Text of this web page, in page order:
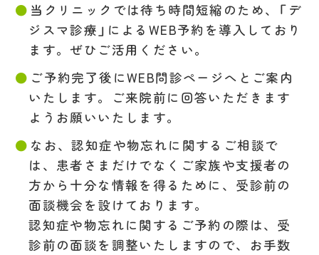
当クリニックでは待ち時間短縮のため、「デ
ジスマ診療」によるWEB予約を導入しており
ます。ぜひご活用ください。
ご予約完了後にWEB問診ページへとご案内
いたします。ご来院前に回答いただきます
ようお願いいたします。
なお、認知症や物忘れに関するご相談で
は、患者さまだけでなくご家族や支援者の
方から十分な情報を得るために、受診前の
面談機会を設けております。
認知症や物忘れに関するご予約の際は、受
診前の面談を調整いたしますので、お手数